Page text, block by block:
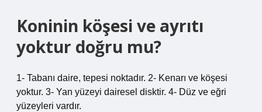
Koninin köşesi ve ayrıtı
yoktur doğru mu?
1- Tabanı daire, tepesi noktadır. 2- Kenarı ve köşesi
yoktur. 3- Yan yüzeyi dairesel disktir. 4- Düz ve eğri
yüzeyleri vardır.